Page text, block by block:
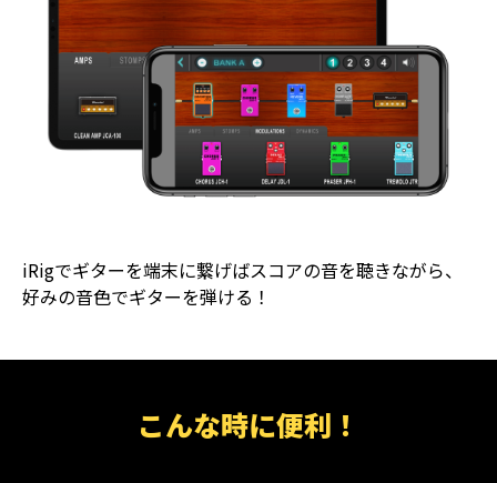
iRigでギターを端末に繋げばスコアの音を聴きながら、
好みの音色でギターを弾ける！
こんな時に便利！